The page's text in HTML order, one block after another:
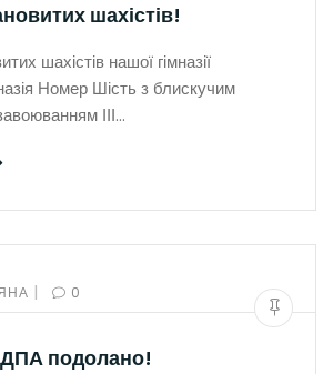
шахістів!
шахістів нашої гімназії
Номер Шість з блискучим
ІІІ…
| 0
подолано!